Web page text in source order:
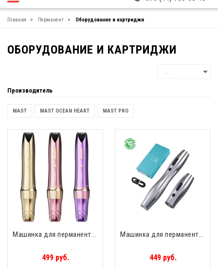
Главная » Перманент » Оборудование и картриджи
ОБОРУДОВАНИЕ И КАРТРИДЖИ
Производитель
MAST MAST OCEAN HEART MAST PRO
499 руб. 449 руб.